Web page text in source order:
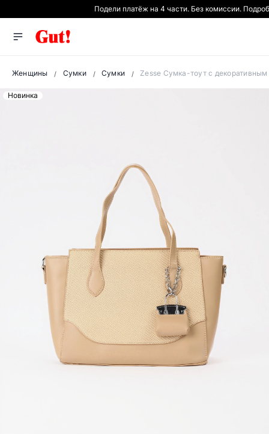
Подели платёж на 4 части. Без комиссии.
Женщины Сумки Сумки Zesse Сумка-тоут с
Новинка